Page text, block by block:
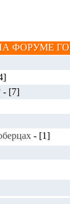
ФОРУМЕ
- [7]
- [1]